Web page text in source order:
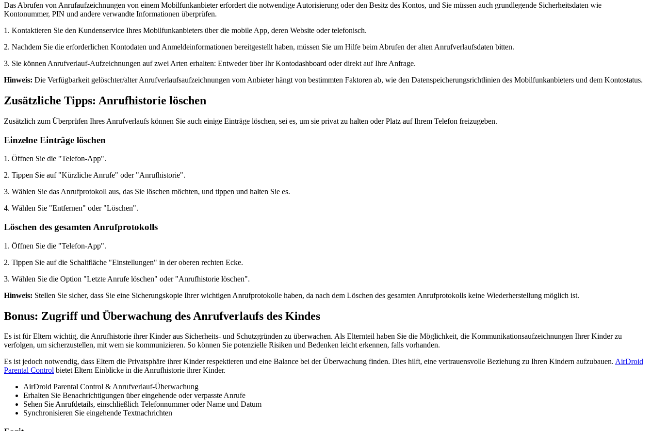
Das Abrufen von Anrufaufzeichnungen von einem Mobilfunkanbieter erfordert die notwendige Autorisierung oder den Besitz des Kontos, und Sie müssen auch grundlegende Sicherheitsdaten wie
Kontonummer, PIN und andere verwandte Informationen überprüfen.
1. Kontaktieren Sie den Kundenservice Ihres Mobilfunkanbieters über die mobile App, deren Website oder telefonisch.
2. Nachdem Sie die erforderlichen Kontodaten und Anmeldeinformationen bereitgestellt haben, müssen Sie um Hilfe beim Abrufen der alten Anrufverlaufsdaten bitten.
3. Sie können Anrufverlauf-Aufzeichnungen auf zwei Arten erhalten: Entweder über Ihr Kontodashboard oder direkt auf Ihre Anfrage.
Hinweis: Die Verfügbarkeit gelöschter/alter Anrufverlaufsaufzeichnungen vom Anbieter hängt von bestimmten Faktoren ab, wie den Datenspeicherungsrichtlinien des Mobilfunkanbieters und dem Kontostatus.
Zusätzliche Tipps: Anrufhistorie löschen
Zusätzlich zum Überprüfen Ihres Anrufverlaufs können Sie auch einige Einträge löschen, sei es, um sie privat zu halten oder Platz auf Ihrem Telefon freizugeben.
Einzelne Einträge löschen
1. Öffnen Sie die "Telefon-App".
2. Tippen Sie auf "Kürzliche Anrufe" oder "Anrufhistorie".
3. Wählen Sie das Anrufprotokoll aus, das Sie löschen möchten, und tippen und halten Sie es.
4. Wählen Sie "Entfernen" oder "Löschen".
Löschen des gesamten Anrufprotokolls
1. Öffnen Sie die "Telefon-App".
2. Tippen Sie auf die Schaltfläche "Einstellungen" in der oberen rechten Ecke.
3. Wählen Sie die Option "Letzte Anrufe löschen" oder "Anrufhistorie löschen".
Hinweis: Stellen Sie sicher, dass Sie eine Sicherungskopie Ihrer wichtigen Anrufprotokolle haben, da nach dem Löschen des gesamten Anrufprotokolls keine Wiederherstellung möglich ist.
Bonus: Zugriff und Überwachung des Anrufverlaufs des Kindes
Es ist für Eltern wichtig, die Anrufhistorie ihrer Kinder aus Sicherheits- und Schutzgründen zu überwachen. Als Elternteil haben Sie die Möglichkeit, die Kommunikationsaufzeichnungen Ihrer Kinder zu
verfolgen, um sicherzustellen, mit wem sie kommunizieren. So können Sie potenzielle Risiken und Bedenken leicht erkennen, falls vorhanden.
Es ist jedoch notwendig, dass Eltern die Privatsphäre ihrer Kinder respektieren und eine Balance bei der Überwachung finden. Dies hilft, eine vertrauensvolle Beziehung zu Ihren Kindern aufzubauen. AirDroid
Parental Control bietet Eltern Einblicke in die Anrufhistorie ihrer Kinder.
AirDroid Parental Control & Anrufverlauf-Überwachung
Erhalten Sie Benachrichtigungen über eingehende oder verpasste Anrufe
Sehen Sie Anrufdetails, einschließlich Telefonnummer oder Name und Datum
Synchronisieren Sie eingehende Textnachrichten